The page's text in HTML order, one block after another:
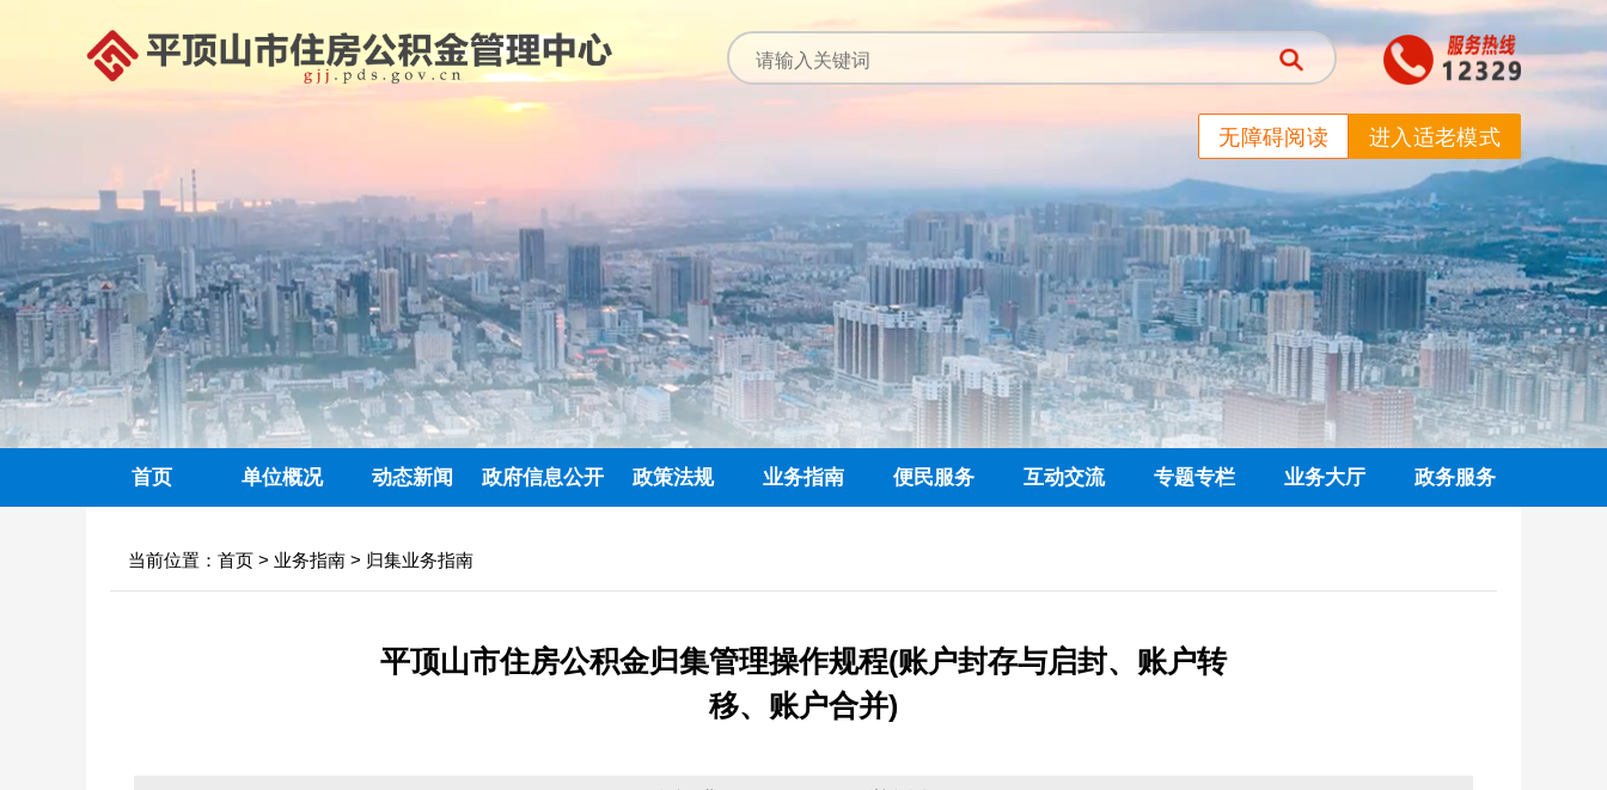
进入适老模式
无障碍阅读
首页 单位概况
中心领导
动态新闻
行业新闻
政府信息公开
信息公开制度
政府信息公开
年度报告
政策法规
国家政策法规
省级政策法规
市中心政策法
业务指南
提取业务指南
贷款业务指南
便民服务
利率公告
常见问题
网点查询
互动交流
互动反馈
意见征集
专题专栏
纪检监察
优化营商环境
业务大厅
省政务大厅
政务服务
当前位置： 首页 > 业务指南 > 归集业务指南
平顶山市住房公积金归集管理操作规程(账户封存与启封、账户转
移、账户合并)